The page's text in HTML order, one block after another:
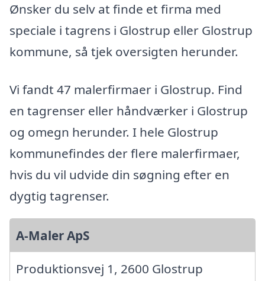
Ønsker du selv at finde et firma med
speciale i tagrens i Glostrup eller Glostrup
kommune, så tjek oversigten herunder.
Vi fandt 47 malerfirmaer i Glostrup. Find
en tagrenser eller håndværker i Glostrup
og omegn herunder. I hele Glostrup
kommunefindes der flere malerfirmaer,
hvis du vil udvide din søgning efter en
dygtig tagrenser.
A-Maler ApS
Produktionsvej 1, 2600 Glostrup